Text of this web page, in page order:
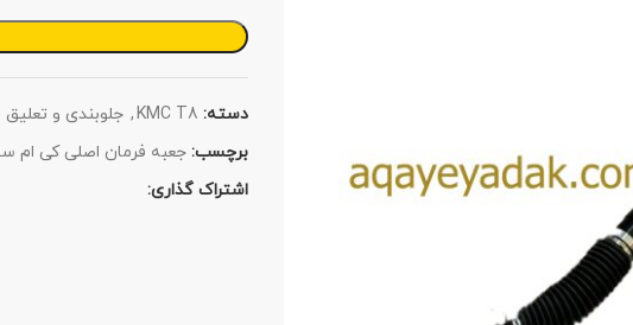
دسته: KMC T8
, جلوبندی و تعلیق
برچسب: جعبه فرمان اصلی کی ام
اشتراک گذاری: